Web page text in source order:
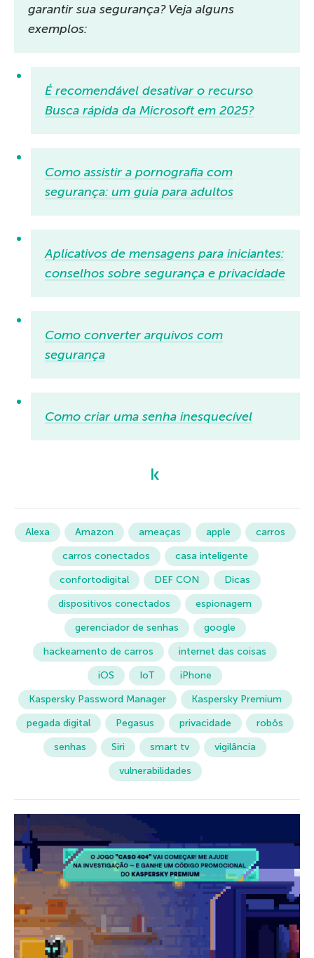
garantir sua segurança? Veja alguns
exemplos:
É recomendável desativar o recurso
Busca rápida da Microsoft em 2025?
Como assistir a pornografia com
segurança: um guia para adultos
Aplicativos de mensagens para iniciantes:
conselhos sobre segurança e privacidade
Como converter arquivos com
segurança
Como criar uma senha inesquecível
Alexa Amazon ameaças apple
carros
carros conectados
casa inteligente
confortodigital
DEF CON
Dicas
dispositivos conectados
espionagem
gerenciador de senhas
google
hackeamento de carros
internet das coisas
iOS
IoT
iPhone
Kaspersky Password Manager
Kaspersky Premium
pegada digital
Pegasus privacidade
robôs
senhas
Siri smart tv
vigilância
vulnerabilidades